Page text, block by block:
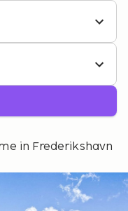
in Frederikshavn